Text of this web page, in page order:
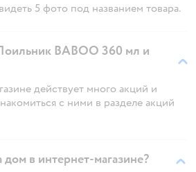
5 фото под названием товара.
BABOO 360 мл и
действует много акций и
с ними в разделе акций
дом в интернет-магазине?